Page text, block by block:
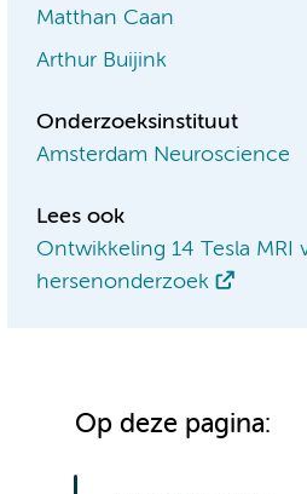
Matthan Caan
Arthur Buijink
Onderzoeksinstituut
Amsterdam Neuroscience
Lees ook
Ontwikkeling 14 Tesla MRI
hersenonderzoek
Op deze pagina: